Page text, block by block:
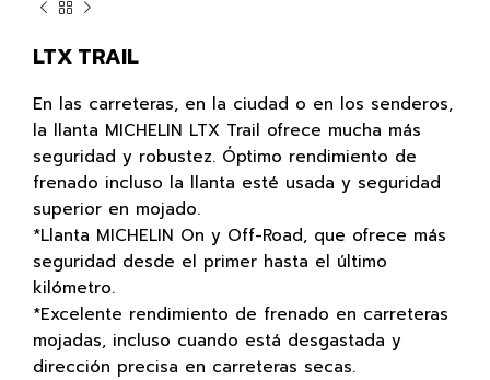
LTX TRAIL
En las carreteras, en la ciudad o en los senderos,
la llanta MICHELIN LTX Trail ofrece mucha más
seguridad y robustez. Óptimo rendimiento de
frenado incluso la llanta esté usada y seguridad
superior en mojado.
*Llanta MICHELIN On y Off-Road, que ofrece más
seguridad desde el primer hasta el último
kilómetro.
*Excelente rendimiento de frenado en carreteras
mojadas, incluso cuando está desgastada y
dirección precisa en carreteras secas.